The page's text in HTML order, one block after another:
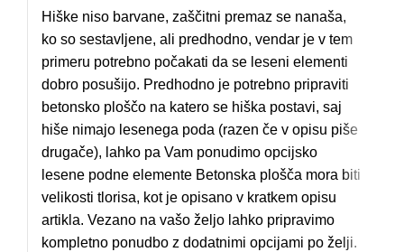
Hiške niso barvane, zaščitni premaz se nanaša,
ko so sestavljene, ali predhodno, vendar je v tem
primeru potrebno počakati da se leseni elementi
dobro posušijo. Predhodno je potrebno pripraviti
betonsko ploščo na katero se hiška postavi, saj
hiše nimajo lesenega poda (razen če v opisu piše
drugače), lahko pa Vam ponudimo opcijsko
lesene podne elemente Betonska plošča mora biti
velikosti tlorisa, kot je opisano v kratkem opisu
artikla. Vezano na vašo željo lahko pripravimo
kompletno ponudbo z dodatnimi opcijami po želji.